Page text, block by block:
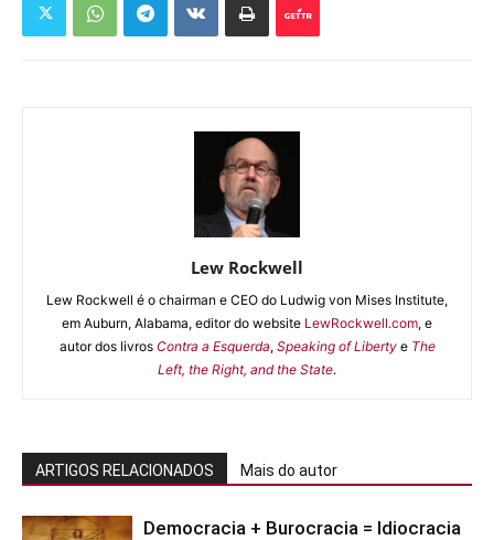
Lew Rockwell
Lew Rockwell é o chairman e CEO do Ludwig von Mises Institute,
em Auburn, Alabama, editor do website LewRockwell.com, e
autor dos livrosContra a Esquerda, Speaking of Libertye The
Left, the Right, and the State.
ARTIGOS RELACIONADOS Mais do autor
Democracia + Burocracia = Idiocracia